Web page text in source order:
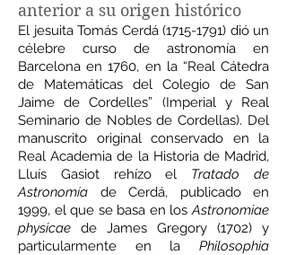
anterior a su origen histórico
El jesuita Tomás Cerdá (1715-1791) dió un
célebre curso de astronomía en
Barcelona en 1760, en la “Real Cátedra
de Matemáticas del Colegio de San
Jaime de Cordelles” (Imperial y Real
Seminario de Nobles de Cordellas). Del
manuscrito original conservado en la
Real Academia de la Historia de Madrid,
Lluís Gasiot rehízo el Tratado de
Astronomía de Cerdá, publicado en
1999, el que se basa en losAstronomiae
physicae de James Gregory (1702) y
particularmente en la Philosophia